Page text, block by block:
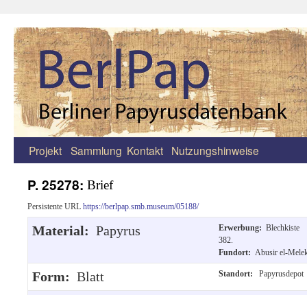
Zum
springen
Projekt Sammlung Kontakt Nutzungshinweise
P. 25278: Brief
Persistente URL https://berlpap.smb.museum/05188/
Material: Papyrus Erwerbung: Blechkiste
382.
Fundort: Abusir el-
Form: Blatt Standort: Papyrusdepot